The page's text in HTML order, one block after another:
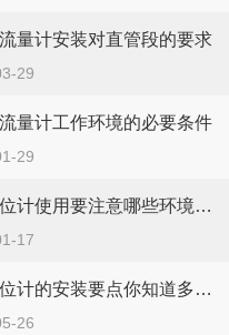
量计安装对直管段的要求
29
量计工作环境的必要条件
29
超声波液位计使用要注意哪些环境条件呢？
17
超声波液位计的安装要点你知道多少？
26